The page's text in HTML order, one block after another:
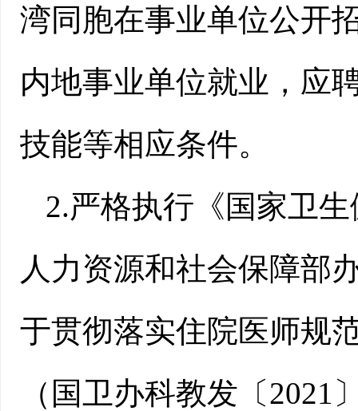
湾同胞在事业单位公开
内地事业单位就业，应
技能等相应条件。
2.严格执行《国家卫
人力资源和社会保障部
于贯彻落实住院医师规
（国卫办科教发〔